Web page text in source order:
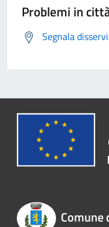
Problemi in
Segnala
Comune